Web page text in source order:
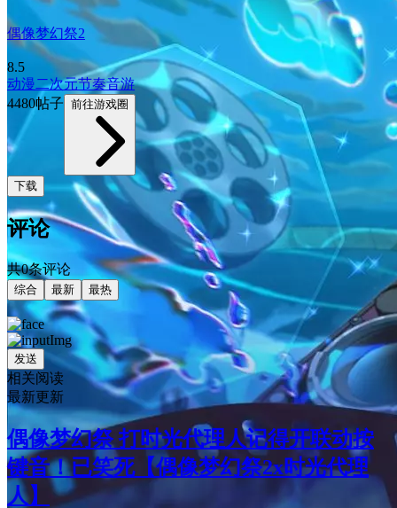
偶像梦幻祭2
8.5
动漫二次元节奏音游
4480帖子 前往游戏圈
下载
评论
共0条评论
综合 最新 最热
发送
相关阅读
最新更新
偶像梦幻祭 打时光代理人记得开联动按
键音！已笑死【偶像梦幻祭2x时光代理
人】